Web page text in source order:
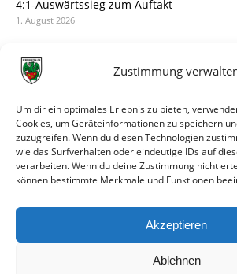
Zustimmung
Um dir ein optimales Erlebnis zu bieten,
Cookies, um Geräteinformationen zu speichern
zuzugreifen. Wenn du diesen Technologien
wie das Surfverhalten oder eindeutige IDs auf
verarbeiten. Wenn du deine Zustimmung nicht
können bestimmte Merkmale und Funktionen
Akzeptieren
Ablehnen
4:1-Auswärtssieg zum Auftakt
1. August 2026
31. Juli 2026
30. Juli 2026
Deine Spielminute: 89+1
28. Juli 2026
Neuer Rückensponsor
Neue Podcast-Folge: So tickt Björn!
27. Juli 2026